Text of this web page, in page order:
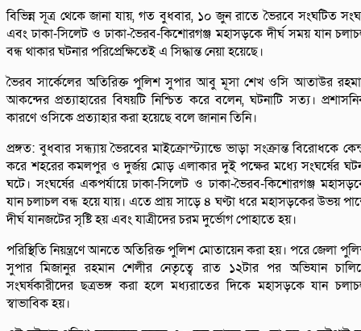
বিভিন্ন সূত্র থেকে জানা যায়, গত বুধবার, ১০ জুন রাতে ভৈরবে সংঘটিত
এবং ঢাকা-সিলেট ও ঢাকা-ভৈরব-কিশোরগঞ্জ মহাসড়কে দীর্ঘ সময় যান
বন্ধ থাকার ঘটনার পরিপ্রেক্ষিতেই এ সিদ্ধান্ত নেয়া হয়েছে।
ভৈরব সার্কেলের অতিরিক্ত পুলিশ সুপার আবু মূসা শেখ ওসি আতাউর
আকন্দের প্রত্যাহারের বিষয়টি নিশ্চিত করে বলেন, ঘটনাটি সত্য।
কারণে ওসিকে প্রত্যাহার করা হয়েছে বলে জানান তিনি।
প্রঙ্গত: বুধবার সন্ধ্যায় ভৈরবের মাইক্রোস্ট্যান্ডে ভাড়া সংক্রান্ত বিরোধকে
করে শহরের কমলপুর ও দুর্জয় মোড় এলাকার দুই পক্ষের মধ্যে সংঘর্ষের
ঘটে। সংঘর্ষের একপর্যায়ে ঢাকা-সিলেট ও ঢাকা-ভৈরব-কিশোরগঞ্জ
যান চলাচল বন্ধ হয়ে যায়। এতে প্রায় সাড়ে ৪ ঘণ্টা ধরে মহাসড়কের উভয়
দীর্ঘ যানজটের সৃষ্টি হয় এবং যাত্রীদের চরম দুর্ভোগ পোহাতে হয়।
পরিস্থিতি নিয়ন্ত্রণে আনতে অতিরিক্ত পুলিশ মোতায়েন করা হয়। পরে জেলা
সুপার মিজানুর রহমান শেলীর নেতৃত্বে রাত ১২টার পর অভিযান
সংঘর্ষকারীদের ছত্রভঙ্গ করা হলে মধ্যরাতের দিকে মহাসড়কে যান
স্বাভাবিক হয়।